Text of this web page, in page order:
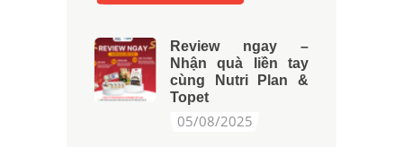
Review ngay –
Nhận quà liền tay
cùng Nutri Plan &
Topet
05/08/2025